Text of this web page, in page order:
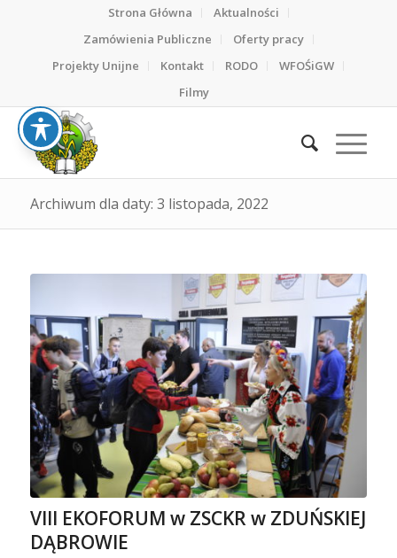
Strona Główna
Aktualności
Zamówienia Publiczne
Oferty pracy
Projekty Unijne
Kontakt RODO
WFOŚiGW
Filmy
Archiwum dla daty: 3 listopada, 2022
VIII EKOFORUM w ZSCKR w ZDUŃSKIEJ
DĄBROWIE